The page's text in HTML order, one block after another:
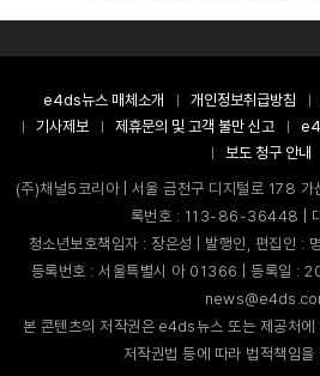
e4ds뉴스 매체소개 개인정보취급방침
기사제보
제휴문의 및 고객 불만 신고
보도 청구 안내
(주)채널5코리아 | 서울 금천구 디지털로 178
록번호 : 113-86-36448 |
청소년보호책임자 : 장은성 | 발행인, 편집
등록번호 : 서울특별시 아 01366 | 등록일 :
본 콘텐츠의 저작권은 e4ds뉴스 또는 제공처에
저작권법 등에 따라 법적책임을